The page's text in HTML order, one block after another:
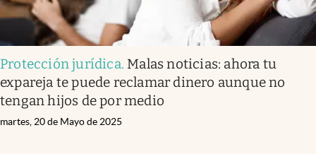
Eventos Corporativos
El Cronista Studio
Mediakit
abre en nueva pestaña
Argentina
Protección jurídica. Malas noticias: ahora tu
expareja te puede reclamar dinero aunque no
tengan hijos de por medio
martes, 20 de Mayo de 2025